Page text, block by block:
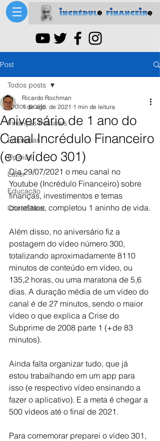
Post
Todos posts
Finanças Pessoais
Empresas
Opinião
Lazer
Educação
CheatSheet
Todos posts
Aniversário de 1 ano do
Canal Incrédulo Financeiro
(e o vídeo 301)
Ricardo Rochman
1 de ago. de 2021 1 min de leitura
Dia 29/07/2021 o meu canal no
Youtube (Incrédulo Financeiro) sobre
finanças, investimentos e temas
correlatos, completou 1 aninho de vida.
Além disso, no aniversário fiz a
postagem do vídeo número 300,
totalizando aproximadamente 8110
minutos de conteúdo em vídeo, ou
135,2 horas, ou uma maratona de 5,6
dias. A duração média de um vídeo do
canal é de 27 minutos, sendo o maior
vídeo o que explica a Crise do
Subprime de 2008 parte 1 (+de 83
minutos).
Ainda falta organizar tudo, que já
estou trabalhando em um app para
isso (e respectivo vídeo ensinando a
fazer o aplicativo). E a meta é chegar a
500 vídeos até o final de 2021.
Para comemorar preparei o vídeo 301,